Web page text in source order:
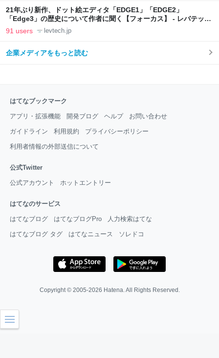
21年ぶり新作、ドット絵エディタ「EDGE1」「EDGE2」
「Edge3」の歴史について作者に聞く【フォーカス】 - レバテック
LAB
91 users levtech.jp
企業メディアをもっと読む
はてなブックマーク
アプリ・拡張機能 開発ブログ ヘルプ お問い合わせ
ガイドライン 利用規約 プライバシーポリシー
利用者情報の外部送信について
公式Twitter
公式アカウント ホットエントリー
はてなのサービス
はてなブログ はてなブログPro 人力検索はてな
はてなブログ タグ はてなニュース ソレドコ
Copyright © 2005-2026 Hatena. All Rights Reserved.